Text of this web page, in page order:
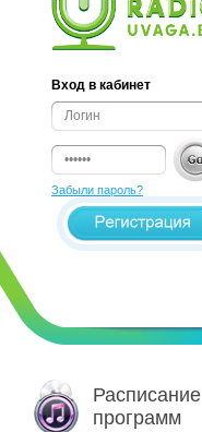
Вход в кабинет
Забыли пароль?
Расписание
программ